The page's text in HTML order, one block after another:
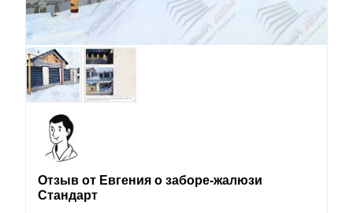
Отзыв от Евгения о заборе-жалюзи
Стандарт